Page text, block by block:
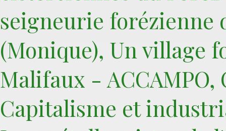
seigneurie forézienne
(Monique), Un village
Malifaux - ACCAMPO,
Capitalisme et